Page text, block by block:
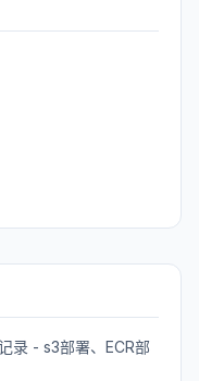
录 - s3部署、ECR部